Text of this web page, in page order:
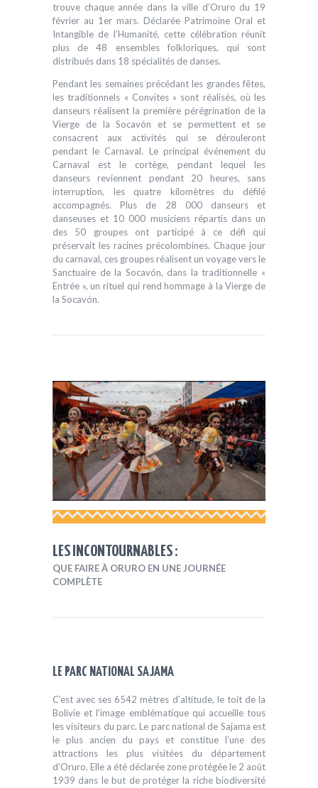
trouve chaque année dans la ville d’Oruro du 19
février au 1er mars. Déclarée Patrimoine Oral et
Intangible de l’Humanité, cette célébration réunit
plus de 48 ensembles folkloriques, qui sont
distribués dans 18 spécialités de danses.
Pendant les semaines précédant les grandes fêtes,
les traditionnels « Convites » sont réalisés, où les
danseurs réalisent la première pérégrination de la
Vierge de la Socavón et se permettent et se
consacrent aux activités qui se dérouleront
pendant le Carnaval. Le principal événement du
Carnaval est le cortège, pendant lequel les
danseurs reviennent pendant 20 heures, sans
interruption, les quatre kilomètres du défilé
accompagnés. Plus de 28 000 danseurs et
danseuses et 10 000 musiciens répartis dans un
des 50 groupes ont participé à ce défi qui
préservait les racines précolombines. Chaque jour
du carnaval, ces groupes réalisent un voyage vers le
Sanctuaire de la Socavón, dans la traditionnelle «
Entrée », un rituel qui rend hommage à la Vierge de
la Socavón.
LES INCONTOURNABLES :
QUE FAIRE À ORURO EN UNE JOURNÉE
COMPLÈTE
LE PARC NATIONAL SAJAMA
C’est avec ses 6542 mètres d’altitude, le toit de la
Bolivie et l’image emblématique qui accueille tous
les visiteurs du parc. Le parc national de Sajama est
le plus ancien du pays et constitue l’une des
attractions les plus visitées du département
d’Oruro. Elle a été déclarée zone protégée le 2 août
1939 dans le but de protéger la riche biodiversité